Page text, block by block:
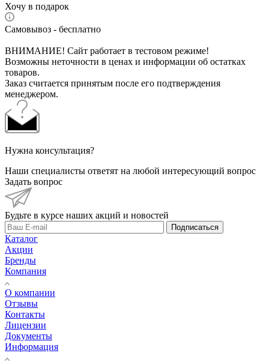
Хочу в подарок
Самовывоз - бесплатно
ВНИМАНИЕ! Сайт работает в тестовом режиме!
Возможны неточности в ценах и информации об остатках
товаров.
Заказ считается принятым после его подтверждения
менеджером.
Нужна консультация?
Наши специалисты ответят на любой интересующий вопрос
Задать вопрос
Будьте в курсе наших акций и новостей
Подписаться
Каталог
Акции
Бренды
Компания
О компании
Отзывы
Контакты
Лицензии
Документы
Информация